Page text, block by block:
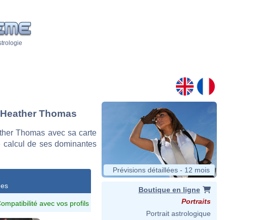
Thomas
Thomas avec sa carte
de ses dominantes
avec vos profils
Prévisions détaillées - 12 mois
Boutique en ligne
Portraits
Portrait astrologique